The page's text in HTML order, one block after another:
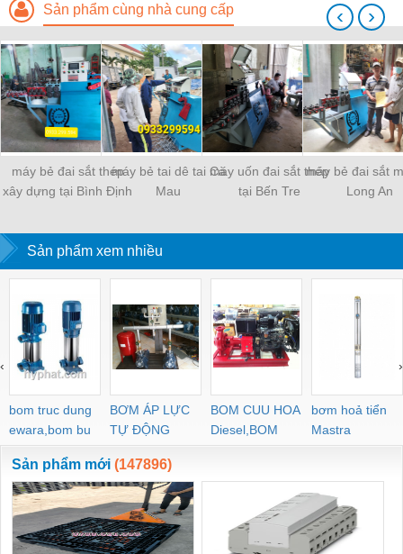
Sản phẩm cùng nhà cung cấp
máy bẻ đai sắt thép
xây dựng tại Bình Định
máy bẻ tai dê tai Cà
Mau
máy uốn đai sắt thép
tại Bến Tre
máy bẻ đai sắt
Long An
‹ ›
Sản phẩm xem nhiều
bom truc dung
ewara,bom bu
ewara
BƠM ÁP LỰC
TỰ ĐỘNG
BOM CUU HOA
Diesel,BOM
CHUA CHAY
bơm hoả tiển
Mastra
‹ ›
Sản phẩm mới (147896)